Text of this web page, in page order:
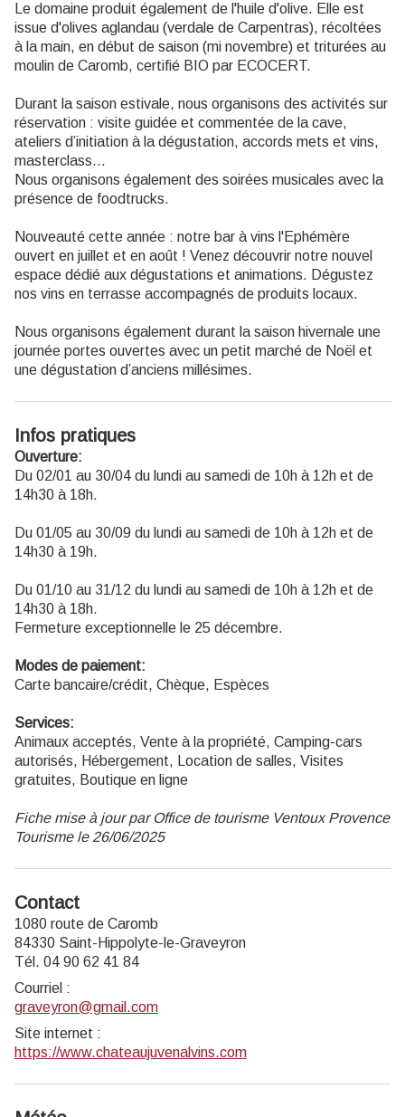
Le domaine produit également de l'huile d'olive. Elle est
issue d'olives aglandau (verdale de Carpentras), récoltées
à la main, en début de saison (mi novembre) et triturées au
moulin de Caromb, certifié BIO par ECOCERT.
Durant la saison estivale, nous organisons des activités sur
réservation : visite guidée et commentée de la cave,
ateliers d’initiation à la dégustation, accords mets et vins,
masterclass...
Nous organisons également des soirées musicales avec la
présence de foodtrucks.
Nouveauté cette année : notre bar à vins l'Ephémère
ouvert en juillet et en août ! Venez découvrir notre nouvel
espace dédié aux dégustations et animations. Dégustez
nos vins en terrasse accompagnés de produits locaux.
Nous organisons également durant la saison hivernale une
journée portes ouvertes avec un petit marché de Noël et
une dégustation d’anciens millésimes.
Infos pratiques
Ouverture:
Du 02/01 au 30/04 du lundi au samedi de 10h à 12h et de
14h30 à 18h.
Du 01/05 au 30/09 du lundi au samedi de 10h à 12h et de
14h30 à 19h.
Du 01/10 au 31/12 du lundi au samedi de 10h à 12h et de
14h30 à 18h.
Fermeture exceptionnelle le 25 décembre.
Modes de paiement:
Carte bancaire/crédit, Chèque, Espèces
Services:
Animaux acceptés, Vente à la propriété, Camping-cars
autorisés, Hébergement, Location de salles, Visites
gratuites, Boutique en ligne
Fiche mise à jour par Office de tourisme Ventoux Provence
Tourisme le 26/06/2025
Contact
1080 route de Caromb
84330 Saint-Hippolyte-le-Graveyron
Tél. 04 90 62 41 84
Courriel :
graveyron@gmail.com
Site internet :
https://www.chateaujuvenalvins.com